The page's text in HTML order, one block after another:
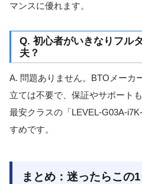
マンスに優れます。
Q. 初心者がいきなりフル
夫？
A. 問題ありません。BTOメーカ
立ては不要で、保証やサポート
最安クラスの「LEVEL-G03A-
すめです。
まとめ：迷ったらこの